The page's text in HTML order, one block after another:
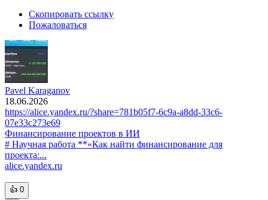
Скопировать ссылку
Пожаловаться
Pavel Karaganov
18.06.2026
https://alice.yandex.ru/?share=781b05f7-6c9a-a8dd-33c6-
07e33c273e69
Финансирование проектов в ИИ
# Научная работа **«Как найти финансирование для
проекта:...
alice.yandex.ru
👍 0